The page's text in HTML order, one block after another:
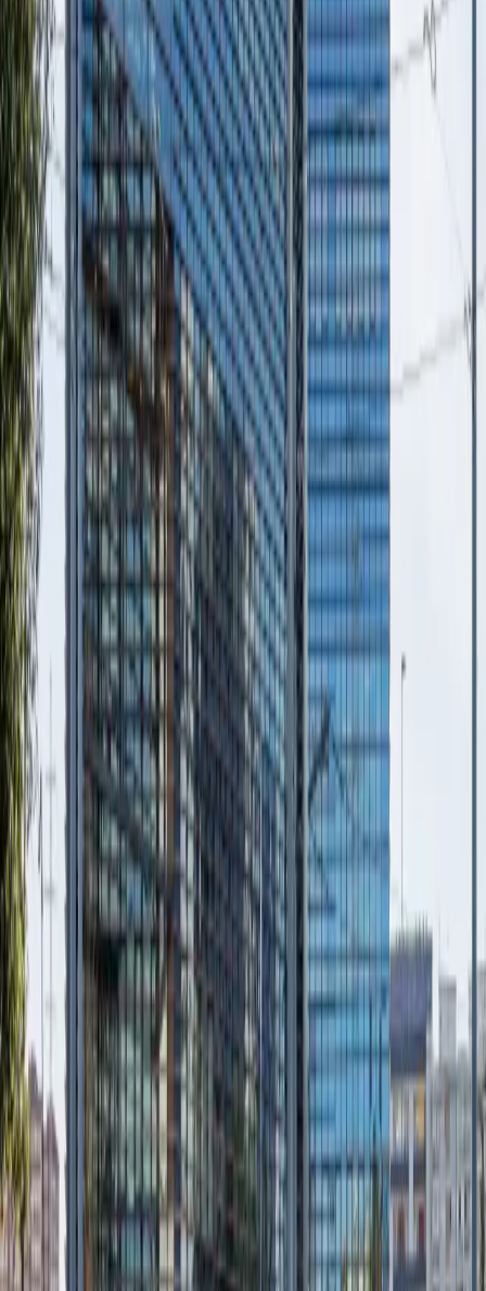
The technology infrastructure for international healthcare
mobility. We connect who you are with where you want
to be.
Calle Almagro 5, Madrid, Spain
Calle 100 #19-61, Bogotá, Colombia
Nawaf Square, Riyadh, Saudi Arabia